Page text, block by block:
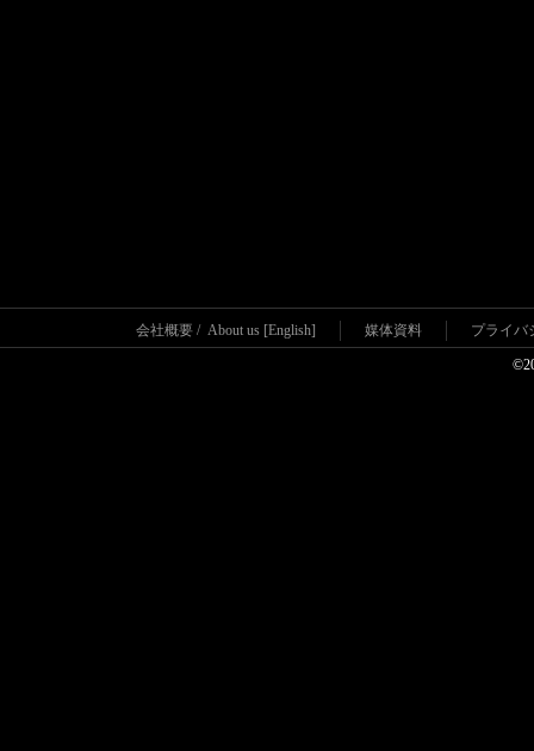
会社概要 / About us [English] 媒体資料 プライバ